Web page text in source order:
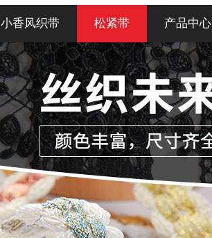
小香风织带 松紧带 产品中心